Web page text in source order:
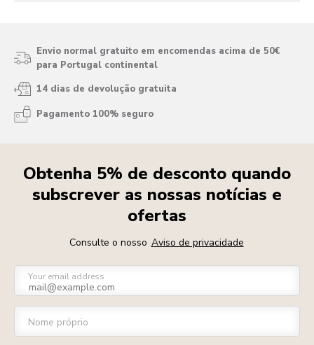
Envio normal gratuito em encomendas acima de 50€
para Portugal continental
14 dias de devolução gratuita
Pagamento 100% seguro
Obtenha 5% de desconto quando
subscrever as nossas notícias e
ofertas
Consulte o nosso Aviso de privacidade
Your email address
Nome próprio